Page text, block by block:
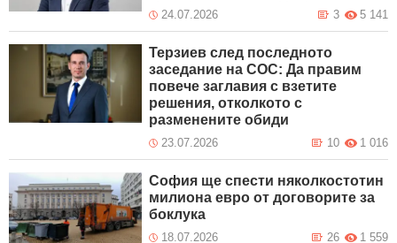
24.07.2026 5 141
3
Терзиев след последното
заседание на СОС: Да правим
повече заглавия с взетите
решения, отколкото с
разменените обиди
23.07.2026 1 016
10
София ще спести няколкостотин
милиона евро от договорите за
боклука
18.07.2026 1 559
26